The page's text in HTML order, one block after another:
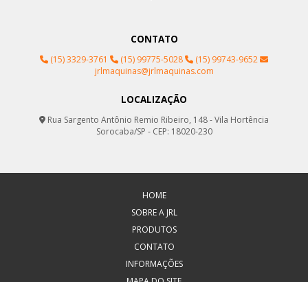
CONTATO
(15) 3329-3761 (15) 99775-5028
(15) 99743-9652
jrlmaquinas@jrlmaquinas.com
LOCALIZAÇÃO
Rua Sargento Antônio Remio Ribeiro, 148 - Vila Hortência
Sorocaba/SP - CEP: 18020-230
HOME
SOBRE A JRL
PRODUTOS
CONTATO
INFORMAÇÕES